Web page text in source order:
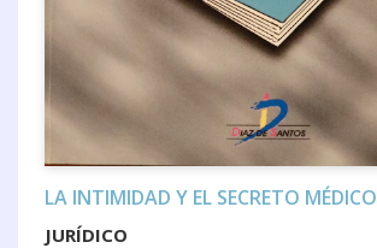
LA INTIMIDAD Y EL SECRETO MÉDICO
JURÍDICO